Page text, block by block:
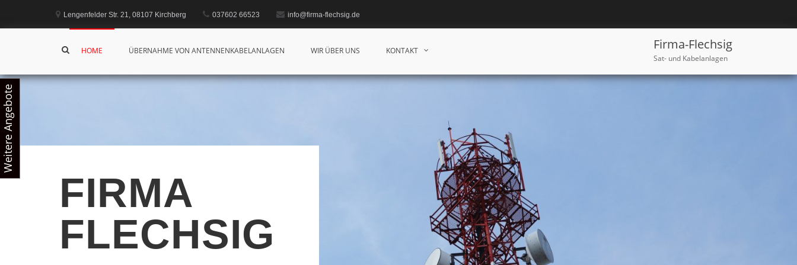
Lengenfelder Str. 21, 08107 Kirchberg 037602 66523 info@firma-flechsig.de
Firma-Flechsig
Sat- und Kabelanlagen
HOME ÜBERNAHME VON ANTENNENKABELANLAGEN WIR ÜBER UNS KONTAKT
FIRMA
FLECHSIG
Weitere Angebote